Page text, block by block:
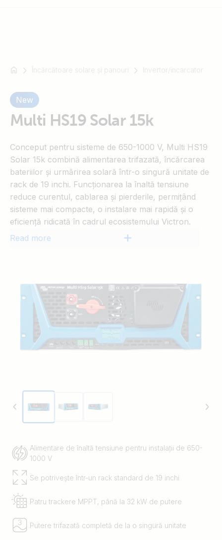
SmartSolar
Multiplus-
XS
SmartShunt
Încărcătoare solare și panouri Invertor/incarcator
New
Multi HS19 Solar 15k
Conceput pentru sisteme de 650-1000 V, Multi HS19
Solar 15k combină alimentarea trifazată, încărcarea
bateriilor și urmărirea solară într-o singură unitate de
rack de 19 inchi. Funcționarea la înaltă tensiune
reduce curentul, cablarea și pierderile, permițând
sisteme mai compacte, o instalare mai rapidă și o
eficiență ridicată în cadrul ecosistemului Victron.
Read more
Alimentare de înaltă tensiune pentru instalații de 650-
1000 V
Se potrivește într-un rack standard de 19 inchi
Patru trackere MPPT, până la 32 kW de putere
Putere trifazată completă de la o singură unitate